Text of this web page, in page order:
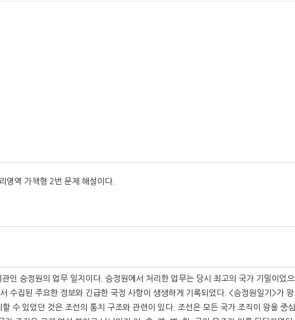
영역 가책형 2번 문제 해설이다.
인 승정원의 업무 일지이다. 승정원에서 처리한 업무는 당시 최고의 국가 기밀이었으
수집된 주요한 정보와 긴급한 국정 사항이 생생하게 기록되었다. <승정원일기>가 왕
수 있었던 것은 조선의 통치 구조와 관련이 있다. 조선은 모든 국가 조직이 왕을 중심